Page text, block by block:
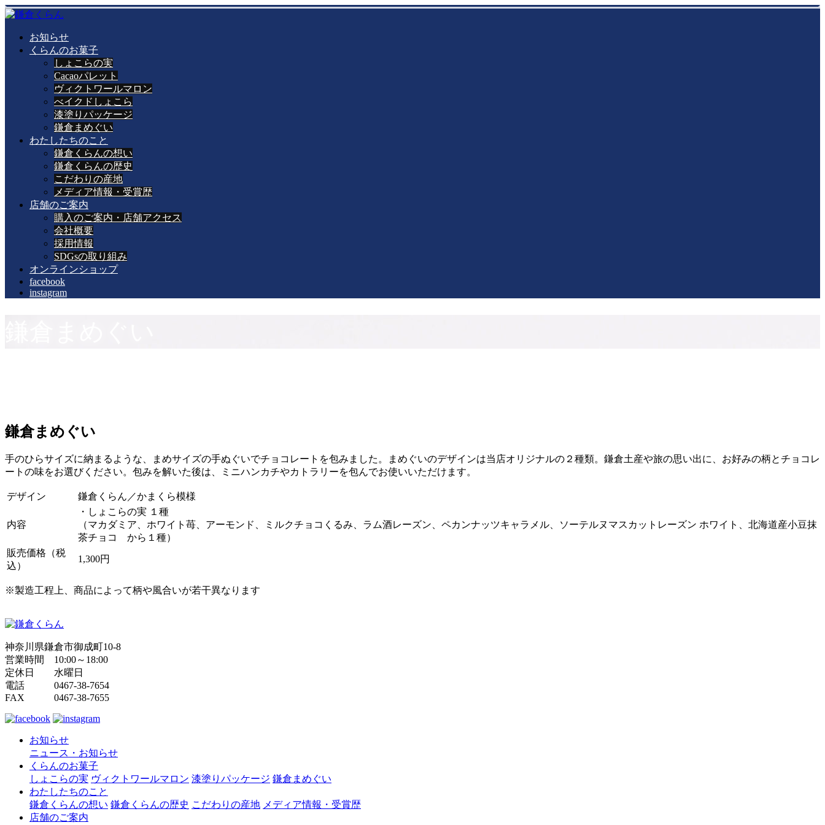
お知らせ
くらんのお菓子
しょこらの実
Cacaoパレット
ヴィクトワールマロン
べイクドしょこら
漆塗りパッケージ
鎌倉まめぐい
わたしたちのこと
鎌倉くらんの想い
鎌倉くらんの歴史
こだわりの産地
メディア情報・受賞歴
店舗のご案内
購入のご案内・店舗アクセス
会社概要
採用情報
SDGsの取り組み
オンラインショップ
facebook
instagram
鎌倉まめぐい
手のひらサイズに納まるような、まめサイズの手ぬぐいでチョコレートを包みました。まめぐいのデザインは当店オリジナルの２種類。鎌倉土産や旅の思い出に、お好みの柄とチョコレ
ートの味をお選びください。包みを解いた後は、ミニハンカチやカトラリーを包んでお使いいただけます。
デザイン 鎌倉くらん／かまくら模様
内容
・しょこらの実 １種
（マカダミア、ホワイト苺、アーモンド、ミルクチョコくるみ、ラム酒レーズン、ペカンナッツキャラメル、ソーテルヌマスカットレーズン ホワイト、北海道産小豆抹
茶チョコ から１種）
販売価格（税
込）
1,300円
※製造工程上、商品によって柄や風合いが若干異なります
神奈川県鎌倉市御成町10-8
営業時間 10:00～18:00
定休日 水曜日
電話 0467-38-7654
FAX 0467-38-7655
お知らせ
ニュース・お知らせ
くらんのお菓子
しょこらの実 ヴィクトワールマロン 漆塗りパッケージ 鎌倉まめぐい
わたしたちのこと
鎌倉くらんの想い 鎌倉くらんの歴史 こだわりの産地 メディア情報・受賞歴
店舗のご案内